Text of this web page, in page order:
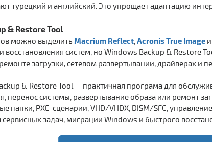
турецкий и английский. Это упрощает адаптацию
& Restore Tool
можно выделить Macrium Reflect,Acronis True Image и
восстановления систем, но Windows Backup & Restore
загрузки, сетевом развертывании, драйверах и
& Restore Tool — практичная програма для
перенос системы, развертывание образа или ремонт
папки, PXE-сценарии, VHD/VHDX, DISM/SFC,
задач, миграции Windows и быстрого